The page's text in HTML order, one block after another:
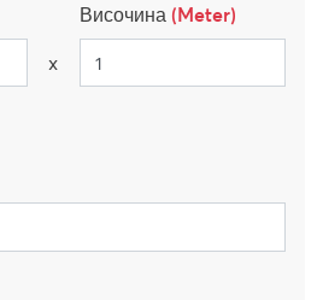
Височина (Meter)
x